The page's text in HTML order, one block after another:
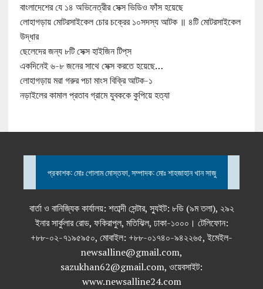
বাংলাদেশের যে ১৪ অভিনেত্রীর সেক্স ভিডিও ফাঁস হয়েছে
লোহাগড়ায় মোটরসাইকেল চোর চক্রের ১০সদস্য আটক ॥ ৪টি মোটরসাইকেল
উদ্ধার
ছেলেদের জন্য ৮টি সেক্স হাইজিন টিপ্‌স
একদিনেই ৬-৮ জনের সাথে সেক্স করতে হয়েছে…
লোহাগড়ায় মরা গরুর পচা মাংস বিক্রি আটক-১
নড়াইলের কামাল প্রতাব গ্রামে যুবককে কুপিয়ে হত্যা
প্রকাশক: মোঃ গোলাম মোস্তফা, সম্পাদক: মোঃ শাহজাহান খান সাজু
বার্তা ও বানিজ্যিক কার্যালয়: শতাব্দী সেন্টার, স্যুইট: ৮ডি (৯ম তলা), ২৯২
ইনার সার্কুলার রোড, ফকিরাপুল, মতিঝিল, ঢাকা-১০০০। টেলিফোন:
+৮৮-০২-৭১৯৫৯৫০, মোবাইল: +৮৮-০১৭৪০-৯৪২২৬৫, ইমেইল-
newsalline@gmail.com,
sazukhan62@gmail.com, ওয়েবসাইট:
www.newsalline24.com